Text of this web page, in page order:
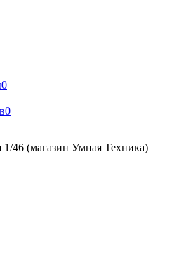
0
0
1/46 (магазин Умная Техника)